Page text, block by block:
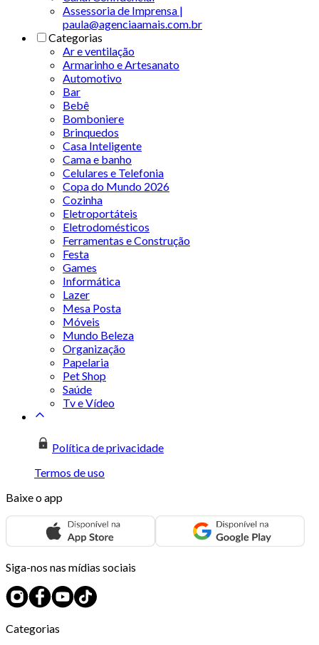
Assessoria de Imprensa |
paula@agenciaamais.com.br
Categorias
Ar e ventilação
Armarinho e Artesanato
Automotivo
Bar
Bebê
Bomboniere
Brinquedos
Casa Inteligente
Cama e banho
Celulares e Telefonia
Copa do Mundo 2026
Cozinha
Eletroportáteis
Eletrodomésticos
Ferramentas e Construção
Festa
Games
Informática
Lazer
Mesa Posta
Móveis
Mundo Beleza
Organização
Papelaria
Pet Shop
Saúde
Tv e Vídeo
Política de privacidade
Termos de uso
Baixe o app
Siga-nos nas mídias sociais
Categorias